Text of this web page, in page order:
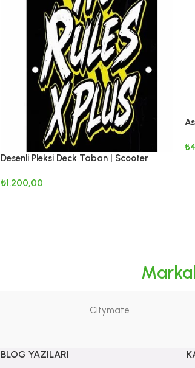
Desenli Pleksi Deck Taban | Scooter
₺1.200,00
₺
Citymate
BLOG YAZILARI